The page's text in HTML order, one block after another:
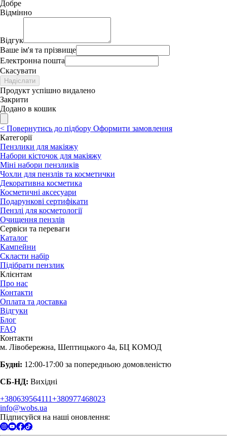
Добре
Відмінно
Відгук
Ваше ім'я та прізвище
Електронна пошта
Скасувати
Надіслати
Продукт успішно видалено
Закрити
Додано в кошик
< Повернутись до підбору Оформити замовлення
Категорії
Пензлики для макіяжу
Набори кісточок для макіяжу
Міні набори пензликів
Чохли для пензлів та косметички
Декоративна косметика
Косметичні аксесуари
Подарункові сертифікати
Пензлі для косметології
Очищення пензлів
Сервіси та переваги
Каталог
Кампейни
Скласти набір
Підібрати пензлик
Клієнтам
Про нас
Контакти
Оплата та доставка
Відгуки
Блог
FAQ
Контакти
м. Лівобережна, Шептицького 4а, БЦ КОМОД
Будні: 12:00-17:00 за попередньою домовленістю
СБ-НД: Вихідні
+380639564111+380977468023
info@wobs.ua
Підписуйся на наші оновлення: